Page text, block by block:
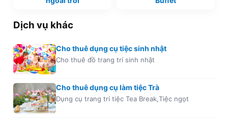
Dịch vụ khác
Cho thuê dụng cụ tiệc sinh nhật
Cho thuê đồ trang trí sinh nhật
Cho thuê dụng cụ làm tiệc Trà
Dụng cụ trang trí tiệc Tea Break,Tiệc ngọt